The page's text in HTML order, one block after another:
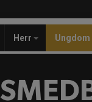
Herr Ungdom